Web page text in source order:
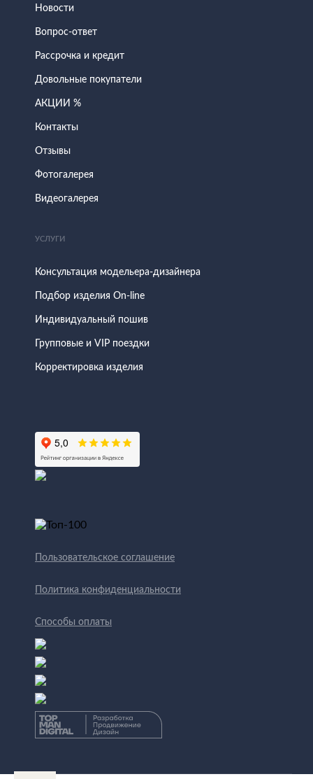
Новости
Вопрос-ответ
Рассрочка и кредит
Довольные покупатели
АКЦИИ %
Контакты
Отзывы
Фотогалерея
Видеогалерея
УСЛУГИ
Консультация модельера-дизайнера
Подбор изделия On-line
Индивидуальный пошив
Групповые и VIP поездки
Корректировка изделия
Пользовательское соглашение
Политика конфиденциальности
Способы оплаты